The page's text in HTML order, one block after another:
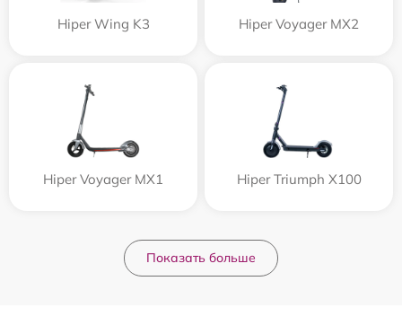
Hiper Wing K3 Hiper Voyager MX2
Hiper Voyager MX1 Hiper Triumph X100
Показать больше